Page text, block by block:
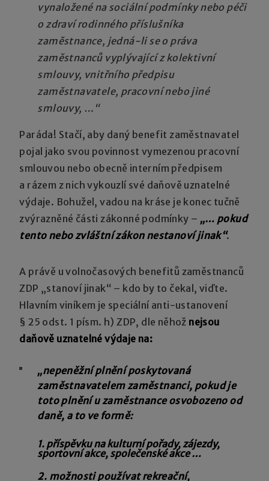
vynaložené na sociální podmínky nebo péči
o zdraví rodinného příslušníka
zaměstnance, jedná-li se o práva
zaměstnanců vyplývající z kolektivní
smlouvy, vnitřního předpisu
zaměstnavatele, pracovní nebo jiné
smlouvy, …“
Paráda! Stačí, aby daný benefit zaměstnavatel
pojal jako svou povinnost vymezenou pracovní
smlouvou nebo obecně interním předpisem
a rázem z nich vykouzlí své daňově uznatelné
výdaje. Bohužel, vadou na kráse je konec tučně
zvýrazněné části zákonné podmínky – „… pokud
tento nebo zvláštní zákon nestanoví jinak“.
A právě u volnočasových benefitů zaměstnanců
ZDP „stanoví jinak“ – kdo by to čekal, viďte.
Hlavním viníkem je speciální anti-ustanovení
§ 25 odst. 1 písm. h) ZDP, dle něhož nejsou
daňově uznatelné výdaje na:
„nepeněžní plnění poskytovaná
zaměstnavatelem zaměstnanci, pokud je
toto plnění u zaměstnance osvobozeno od
daně, a to ve formě:
1. příspěvku na kulturní pořady, zájezdy,
sportovní akce, společenské akce …
2. možnosti používat rekreační,